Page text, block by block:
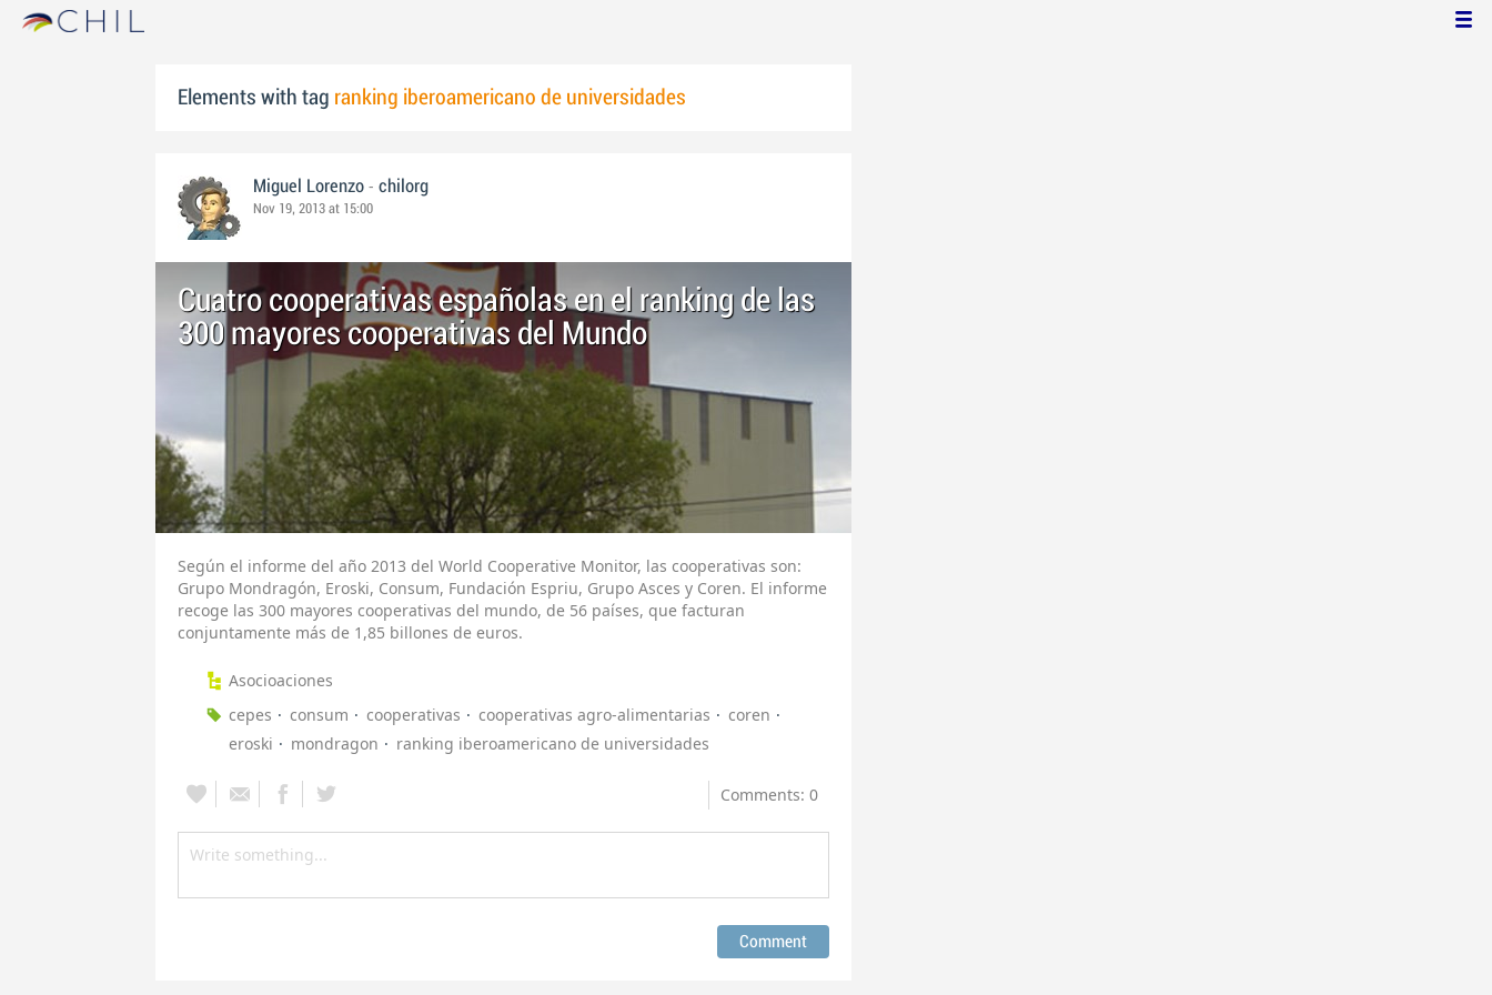
Elements with tag ranking iberoamericano de universidades
Miguel Lorenzo - chilorg
Nov 19, 2013 at 15:00
Cuatro cooperativas españolas en el ranking de las
300 mayores cooperativas del Mundo
Según el informe del año 2013 del World Cooperative Monitor, las cooperativas son:
Grupo Mondragón, Eroski, Consum, Fundación Espriu, Grupo Asces y Coren. El informe
recoge las 300 mayores cooperativas del mundo, de 56 países, que facturan
conjuntamente más de 1,85 billones de euros.
Asocioaciones
cepes
consum cooperativas cooperativas agro-alimentarias
coren
eroski
mondragon ranking iberoamericano de universidades
Comments: 0